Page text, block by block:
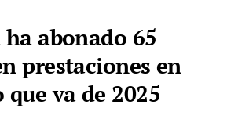
ha abonado 65
prestaciones en
va de 2025